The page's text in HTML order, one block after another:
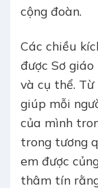
cộng đoàn.
Các chiều
được Sơ
và cụ thể. Từ
giúp mỗi
của mình
trong tương
em được
thâm tín